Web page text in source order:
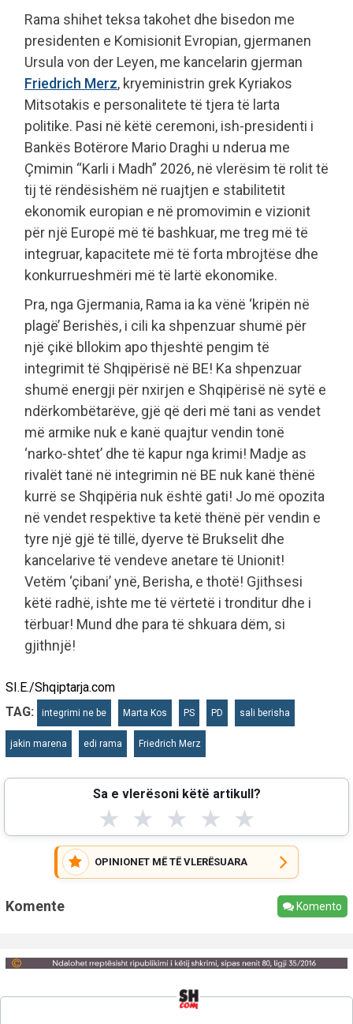
Rama shihet teksa takohet dhe bisedon me
presidenten e Komisionit Evropian, gjermanen
Ursula von der Leyen, me kancelarin gjerman
Friedrich Merz, kryeministrin grek Kyriakos
Mitsotakis e personalitete të tjera të larta
politike. Pasi në këtë ceremoni, ish-presidenti i
Bankës Botërore Mario Draghi u nderua me
Çmimin “Karli i Madh” 2026, në vlerësim të rolit të
tij të rëndësishëm në ruajtjen e stabilitetit
ekonomik europian e në promovimin e vizionit
për një Europë më të bashkuar, me treg më të
integruar, kapacitete më të forta mbrojtëse dhe
konkurrueshmëri më të lartë ekonomike.
Pra, nga Gjermania, Rama ia ka vënë ‘kripën në
plagë’ Berishës, i cili ka shpenzuar shumë për
një çikë bllokim apo thjeshtë pengim të
integrimit të Shqipërisë në BE! Ka shpenzuar
shumë energji për nxirjen e Shqipërisë në sytë e
ndërkombëtarëve, gjë që deri më tani as vendet
më armike nuk e kanë quajtur vendin tonë
‘narko-shtet’ dhe të kapur nga krimi! Madje as
rivalët tanë në integrimin në BE nuk kanë thënë
kurrë se Shqipëria nuk është gati! Jo më opozita
në vendet respektive ta ketë thënë për vendin e
tyre një gjë të tillë, dyerve të Brukselit dhe
kancelarive të vendeve anetare të Unionit!
Vetëm ‘çibani’ ynë, Berisha, e thotë! Gjithsesi
këtë radhë, ishte me të vërtetë i tronditur dhe i
tërbuar! Mund dhe para të shkuara dëm, si
gjithnjë!
SI.E./Shqiptarja.com
TAG:
integrimi ne be Marta Kos PS PD sali berisha
jakin marena edi rama Friedrich Merz
Sa e vlerësoni këtë artikull?
★ ★ ★ ★ ★
OPINIONET MË TË VLERËSUARA
Komente Komento